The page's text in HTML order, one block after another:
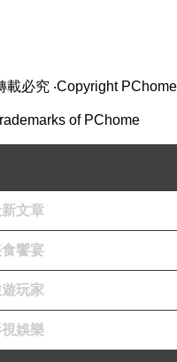
或不反，我說有個很清楚的
看法；因為主要不是因為反
微弱，這部分會讓展演變得像
關係有時會形成溫情與早發的
們就開始懷舊）。
載必究 ‧Copyright PChome
of PChome
文章
饗宴
玩家
娛樂